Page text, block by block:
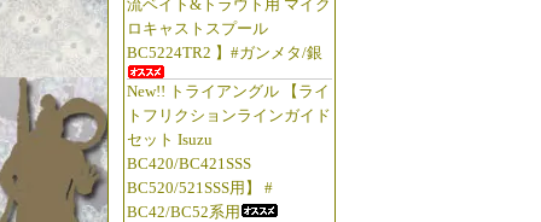
流ベイト&トラウト用 マイク
ロキャストスプール
BC5224TR2 】#ガンメタ/銀
New!! トライアングル 【ライ
トフリクションラインガイド
セット Isuzu
BC420/BC421SSS
BC520/521SSS用】 #
BC42/BC52系用